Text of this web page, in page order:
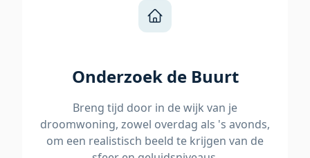
Onderzoek de Buurt
Breng tijd door in de wijk van je
droomwoning, zowel overdag als 's avonds,
om een realistisch beeld te krijgen van de